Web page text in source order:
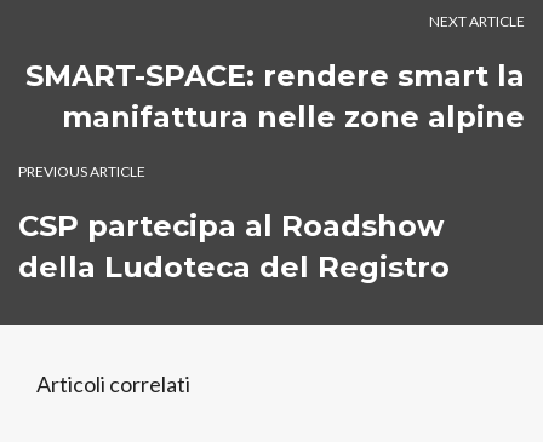
NEXT ARTICLE
SMART-SPACE: rendere smart la
manifattura nelle zone alpine
PREVIOUS ARTICLE
CSP partecipa al Roadshow
della Ludoteca del Registro
Articoli correlati